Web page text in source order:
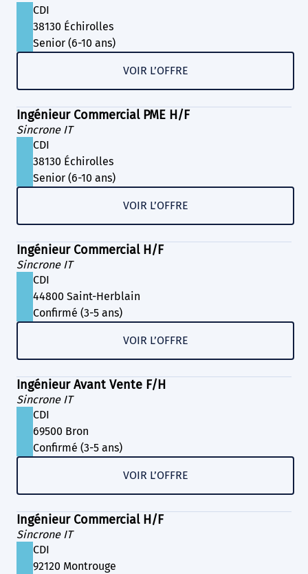
CDI
38130 Échirolles
Senior (6-10 ans)
VOIR L’OFFRE
Ingénieur Commercial PME H/F
Sincrone IT
CDI
38130 Échirolles
Senior (6-10 ans)
VOIR L’OFFRE
Ingénieur Commercial H/F
Sincrone IT
CDI
44800 Saint-Herblain
Confirmé (3-5 ans)
VOIR L’OFFRE
Ingénieur Avant Vente F/H
Sincrone IT
CDI
69500 Bron
Confirmé (3-5 ans)
VOIR L’OFFRE
Ingénieur Commercial H/F
Sincrone IT
CDI
92120 Montrouge